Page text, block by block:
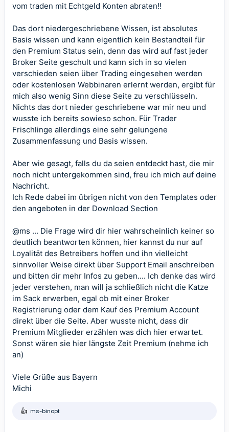
vom traden mit Echtgeld Konten abraten!!
Das dort niedergeschriebene Wissen, ist absolutes
Basis wissen und kann eigentlich kein Bestandteil für
den Premium Status sein, denn das wird auf fast jeder
Broker Seite geschult und kann sich in so vielen
verschieden seien über Trading eingesehen werden
oder kostenlosen Webbinaren erlernt werden, ergibt für
mich also wenig Sinn diese Seite zu verschlüsseln.
Nichts das dort nieder geschriebene war mir neu und
wusste ich bereits sowieso schon. Für Trader
Frischlinge allerdings eine sehr gelungene
Zusammenfassung und Basis wissen.
Aber wie gesagt, falls du da seien entdeckt hast, die mir
noch nicht untergekommen sind, freu ich mich auf deine
Nachricht.
Ich Rede dabei im übrigen nicht von den Templates oder
den angeboten in der Download Section
@ms ... Die Frage wird dir hier wahrscheinlich keiner so
deutlich beantworten können, hier kannst du nur auf
Loyalität des Betreibers hoffen und ihn vielleicht
sinnvoller Weise direkt über Support Email anschreiben
und bitten dir mehr Infos zu geben.... Ich denke das wird
jeder verstehen, man will ja schließlich nicht die Katze
im Sack erwerben, egal ob mit einer Broker
Registrierung oder dem Kauf des Premium Account
direkt über die Seite. Aber wusste nicht, dass dir
Premium Mitglieder erzählen was dich hier erwartet.
Sonst wären sie hier längste Zeit Premium (nehme ich
an)
Viele Grüße aus Bayern
Michi
R
ms-binopt